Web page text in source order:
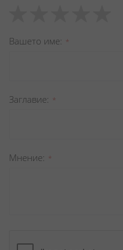
star
stars
stars
stars
stars
Вашето име
Заглавиe
Мнение